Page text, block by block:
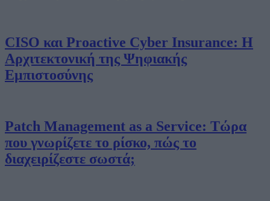
CISO και Proactive Cyber Insurance: Η
Αρχιτεκτονική της Ψηφιακής
Εμπιστοσύνης
Patch Management as a Service: Τώρα
που γνωρίζετε το ρίσκο, πώς το
διαχειρίζεστε σωστά;